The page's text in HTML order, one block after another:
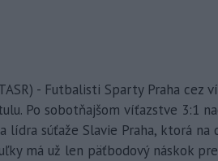
- Futbalisti Sparty Praha cez
Po sobotňajšom víťazstve 3:1
lídra súťaže Slavie Praha, ktorá
má už len päťbodový náskok